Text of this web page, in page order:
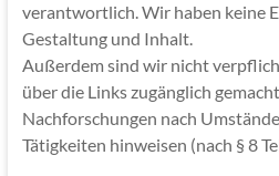
verantwortlich. Wir haben keine
Gestaltung und Inhalt.
Außerdem sind wir nicht
über die Links zugänglich
Nachforschungen nach
Tätigkeiten hinweisen (nach § 8